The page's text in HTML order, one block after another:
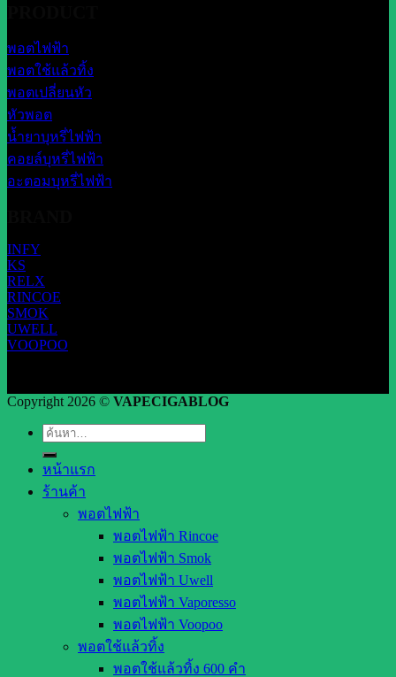
พอตไฟฟ้า
พอตใช้แล้วทิ้ง
พอตเปลี่ยนหัว
หัวพอต
น้ำยาบุหรี่ไฟฟ้า
คอยล์บุหรี่ไฟฟ้า
อะตอมบุหรี่ไฟฟ้า
INFY
KS
RELX
RINCOE
SMOK
UWELL
VOOPOO
Copyright 2026 © VAPECIGABLOG
ค้นหา:
หน้าแรก
ร้านค้า
พอตไฟฟ้า
พอตไฟฟ้า Rincoe
พอตไฟฟ้า Smok
พอตไฟฟ้า Uwell
พอตไฟฟ้า Vaporesso
พอตไฟฟ้า Voopoo
พอตใช้แล้วทิ้ง
พอตใช้แล้วทิ้ง 600 คำ